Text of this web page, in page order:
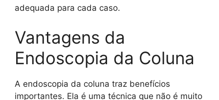
adequada para cada caso.
Vantagens da
Endoscopia da Coluna
A endoscopia da coluna traz benefícios
importantes. Ela é uma técnica que não é muito